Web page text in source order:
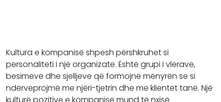
Kultura e kompanisë shpesh përshkruhet si
personaliteti i një organizate. Është grupi i vlerave,
besimeve dhe sjelljeve që formojnë mënyrën se si
ndërveprojmë me njëri-tjetrin dhe me klientët tanë. Një